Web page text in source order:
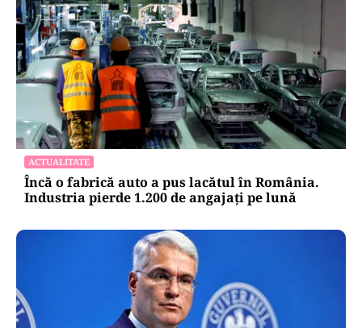
ACTUALITATE
Încă o fabrică auto a pus lacătul în România.
Industria pierde 1.200 de angajați pe lună